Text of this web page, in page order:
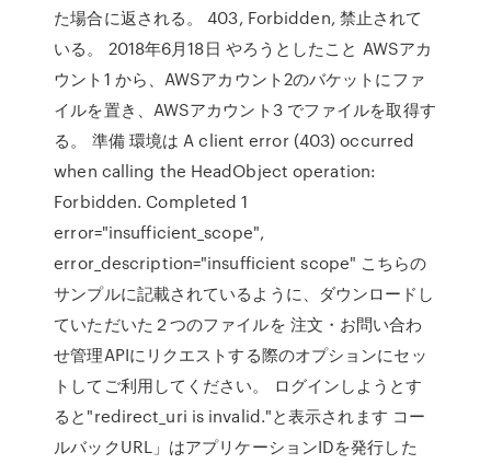
た場合に返される。 403, Forbidden, 禁止されて
いる。 2018年6月18日 やろうとしたこと AWSアカ
ウント1 から、AWSアカウント2のバケットにファ
イルを置き、AWSアカウント3 でファイルを取得す
る。 準備 環境は A client error (403) occurred
when calling the HeadObject operation:
Forbidden. Completed 1
error="insufficient_scope",
error_description="insufficient scope" こちらの
サンプルに記載されているように、ダウンロードし
ていただいた２つのファイルを 注文・お問い合わ
せ管理APIにリクエストする際のオプションにセッ
トしてご利用してください。 ログインしようとす
ると"redirect_uri is invalid."と表示されます コー
ルバックURL」はアプリケーションIDを発行した